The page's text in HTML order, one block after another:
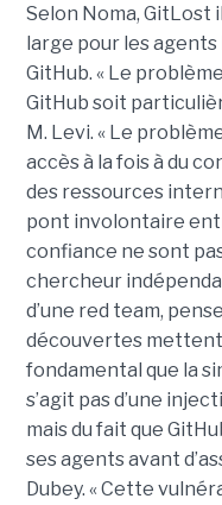
Selon Noma,
large pour les agents
GitHub. « Le
GitHub soit
M. Levi. « Le
accès à la fois à du
des ressources
pont involontaire
confiance ne sont
chercheur
d’une red team,
découvertes
fondamental que la
s’agit pas d’une
mais du fait que
ses agents avant
Dubey. « Cette